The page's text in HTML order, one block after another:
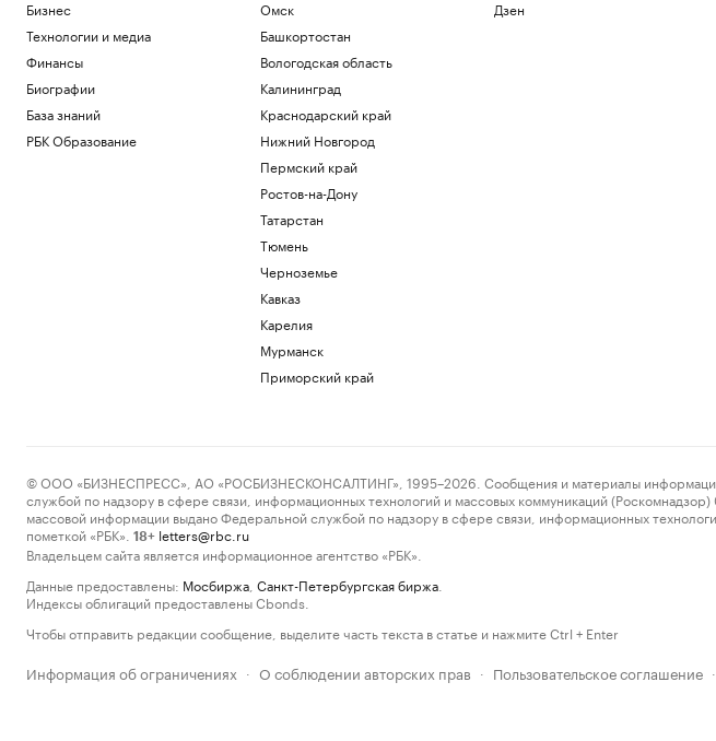
Бизнес
Технологии и медиа
Финансы
Биографии
База знаний
РБК Образование
Омск
Башкортостан
Вологодская область
Калининград
Краснодарский край
Нижний Новгород
Пермский край
Ростов-на-Дону
Татарстан
Тюмень
Черноземье
Кавказ
Карелия
Мурманск
Приморский край
Дзен
© ООО «БИЗНЕСПРЕСС», АО «РОСБИЗНЕСКОНСАЛТИНГ», 1995–2026. Сообщения и материалы
службой по надзору в сфере связи, информационных технологий и массовых коммуникаций
массовой информации выдано Федеральной службой по надзору в сфере связи, информационных
пометкой «РБК».
18+ letters@rbc.ru
Владельцем сайта является информационное агентство «РБК».
Данные предоставлены: Мосбиржа Санкт-Петербургская биржа
Индексы облигаций предоставлены Cbonds.
Чтобы отправить редакции сообщение, выделите часть текста в статье и нажмите Ctrl + Enter
Информация об ограничениях · О соблюдении авторских прав · Пользовательское соглашение ·